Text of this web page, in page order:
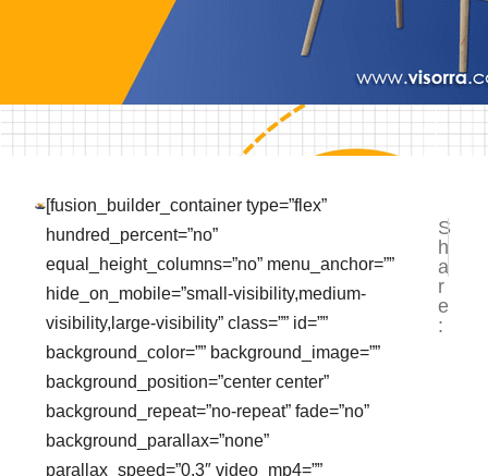
[fusion_builder_container type=”flex”
hundred_percent=”no”
equal_height_columns=”no” menu_anchor=””
hide_on_mobile=”small-visibility,medium-
visibility,large-visibility” class=”” id=””
background_color=”” background_image=””
background_position=”center center”
background_repeat=”no-repeat” fade=”no”
background_parallax=”none”
parallax_speed=”0.3″ video_mp4=””
S
h
a
r
e
:
NEXT
Cara